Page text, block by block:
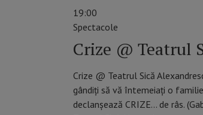
19:00
Spectacole
Crize @ Teatrul
Crize @ Teatrul Sică
gândiți să vă întemeiați o
declanșează CRIZE… de râs.